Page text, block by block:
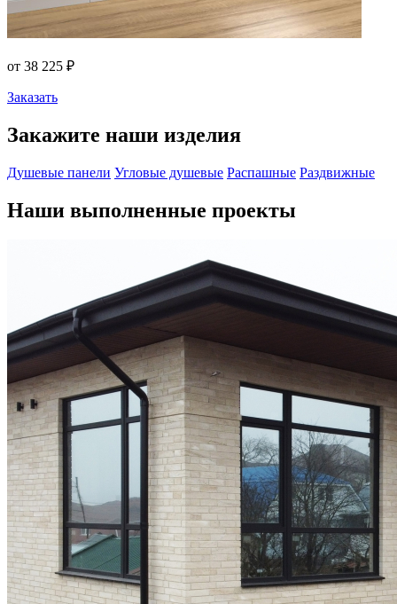
от 38 225 ₽
Заказать
Закажите наши изделия
Душевые панели Угловые душевые Распашные Раздвижные
Наши выполненные проекты